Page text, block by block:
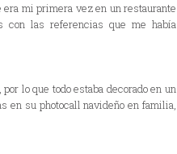
mi primera vez en un restaurante
con las referencias que me había
lo que todo estaba decorado en un
en su photocall navideño en familia,